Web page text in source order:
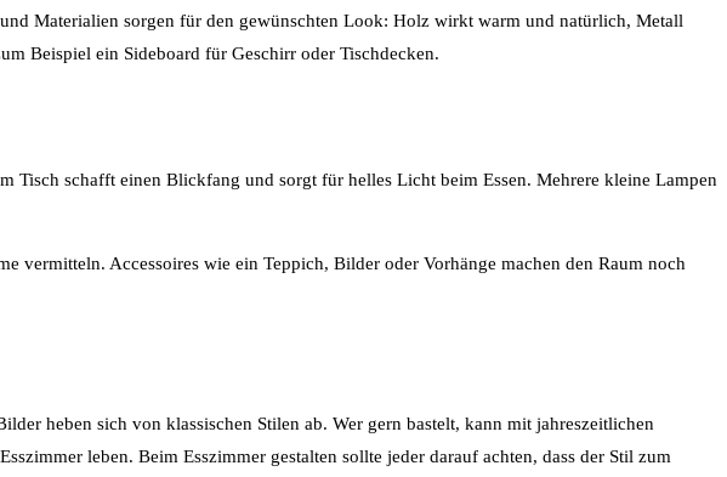
Materialien sorgen für den gewünschten Look: Holz wirkt warm und natürlich, Metall
Beispiel ein Sideboard für Geschirr oder Tischdecken.
Tisch schafft einen Blickfang und sorgt für helles Licht beim Essen. Mehrere kleine Lampen
vermitteln. Accessoires wie ein Teppich, Bilder oder Vorhänge machen den Raum noch
heben sich von klassischen Stilen ab. Wer gern bastelt, kann mit jahreszeitlichen
leben. Beim Esszimmer gestalten sollte jeder darauf achten, dass der Stil zum